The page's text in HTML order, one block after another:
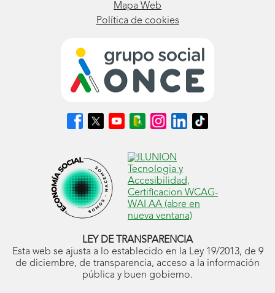
Mapa Web
Política de cookies
Síguenos
en
abrirá
en
ventana
nueva)
Síguenos
en
abrirá
en
ventana
nueva)
Síguenos
en
abrirá
en
ventana
nueva)
Síguenos
en
Blog
ONCE
(se
abrirá
en
ventana
nueva)
Síguenos
en
(se
abrirá
en
ventana
nueva)
Síguenos
en
(se
abrirá
en
ventana
nueva)
Síguenos
en
ventana
nueva)
LEY DE TRANSPARENCIA
Esta web se ajusta a lo establecido en la Ley 19/2013, de 9
de diciembre, de transparencia, acceso a la información
pública y buen gobierno.